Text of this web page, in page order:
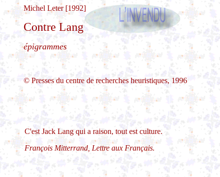
Michel Leter [1992]
Contre Lang
épigrammes
© Presses du centre de recherches heuristiques, 1996
C'est Jack Lang qui a raison, tout est culture.
François Mitterrand, Lettre aux Français.